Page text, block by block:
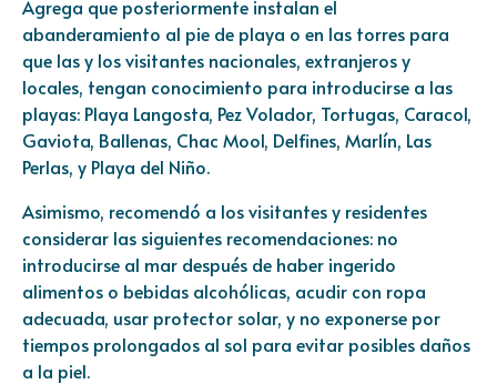
Agrega que posteriormente instalan el
abanderamiento al pie de playa o en las torres para
que las y los visitantes nacionales, extranjeros y
locales, tengan conocimiento para introducirse a las
playas: Playa Langosta, Pez Volador, Tortugas, Caracol,
Gaviota, Ballenas, Chac Mool, Delfines, Marlín, Las
Perlas, y Playa del Niño.
Asimismo, recomendó a los visitantes y residentes
considerar las siguientes recomendaciones: no
introducirse al mar después de haber ingerido
alimentos o bebidas alcohólicas, acudir con ropa
adecuada, usar protector solar, y no exponerse por
tiempos prolongados al sol para evitar posibles daños
a la piel.